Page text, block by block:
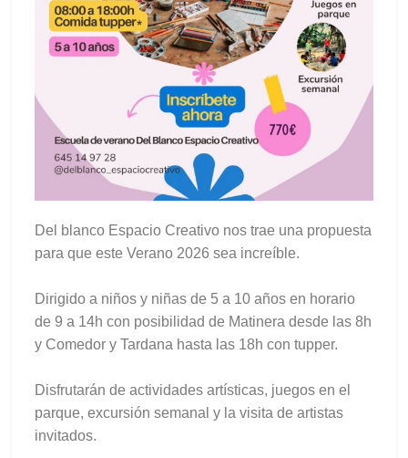
Del blanco Espacio Creativo nos trae una propuesta
para que este Verano 2026 sea increíble.
Dirigido a niños y niñas de 5 a 10 años en horario
de 9 a 14h con posibilidad de Matinera desde las 8h
y Comedor y Tardana hasta las 18h con tupper.
Disfrutarán de actividades artísticas, juegos en el
parque, excursión semanal y la visita de artistas
invitados.